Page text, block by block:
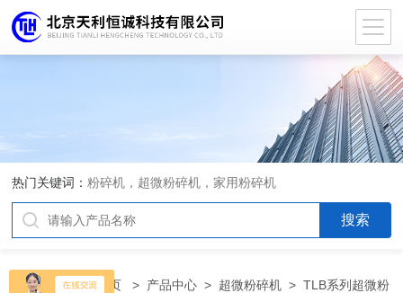
热门关键词：粉碎机，超微粉碎机，家用粉碎机
当前位置：首页 > 产品中心 > 超微粉碎机 >TLB系列超微粉